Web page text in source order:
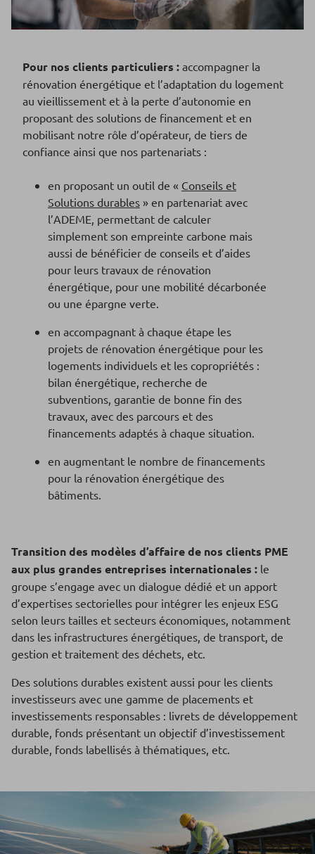
Pour nos clients particuliers : accompagner la
rénovation énergétique et l’adaptation du logement
au vieillissement et à la perte d’autonomie en
proposant des solutions de financement et en
mobilisant notre rôle d’opérateur, de tiers de
confiance ainsi que nos partenariats :
en proposant un outil de « Conseils et
Solutions durables » en partenariat avec
l’ADEME, permettant de calculer
simplement son empreinte carbone mais
aussi de bénéficier de conseils et d’aides
pour leurs travaux de rénovation
énergétique, pour une mobilité décarbonée
ou une épargne verte.
en accompagnant à chaque étape les
projets de rénovation énergétique pour les
logements individuels et les copropriétés :
bilan énergétique, recherche de
subventions, garantie de bonne fin des
travaux, avec des parcours et des
financements adaptés à chaque situation.
en augmentant le nombre de financements
pour la rénovation énergétique des
bâtiments.
Transition des modèles d’affaire de nos clients PME
aux plus grandes entreprises internationales : le
groupe s’engage avec un dialogue dédié et un apport
d’expertises sectorielles pour intégrer les enjeux ESG
selon leurs tailles et secteurs économiques, notamment
dans les infrastructures énergétiques, de transport, de
gestion et traitement des déchets, etc.
Des solutions durables existent aussi pour les clients
investisseurs avec une gamme de placements et
investissements responsables : livrets de développement
durable, fonds présentant un objectif d’investissement
durable, fonds labellisés à thématiques, etc.